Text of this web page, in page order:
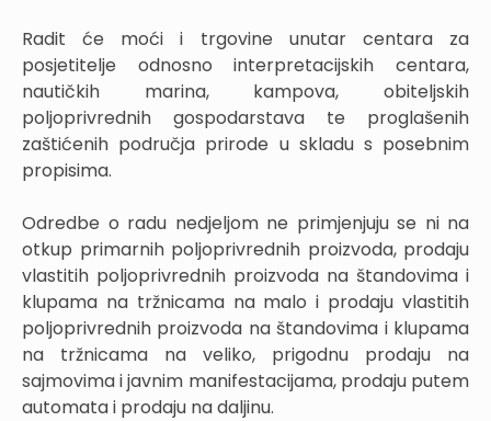
Radit će moći i trgovine unutar centara za
posjetitelje odnosno interpretacijskih centara,
nautičkih marina, kampova, obiteljskih
poljoprivrednih gospodarstava te proglašenih
zaštićenih područja prirode u skladu s posebnim
propisima.
Odredbe o radu nedjeljom ne primjenjuju se ni na
otkup primarnih poljoprivrednih proizvoda, prodaju
vlastitih poljoprivrednih proizvoda na štandovima i
klupama na tržnicama na malo i prodaju vlastitih
poljoprivrednih proizvoda na štandovima i klupama
na tržnicama na veliko, prigodnu prodaju na
sajmovima i javnim manifestacijama, prodaju putem
automata i prodaju na daljinu.